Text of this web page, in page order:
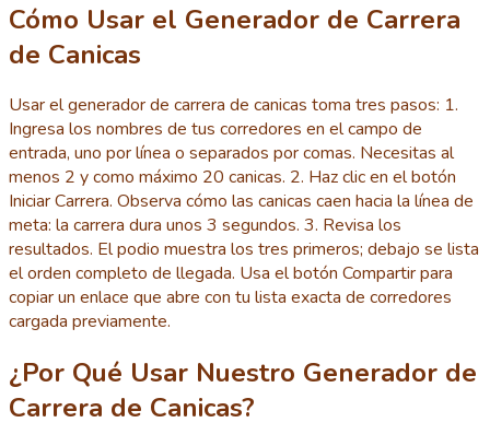
Cómo Usar el Generador de Carrera
de Canicas
Usar el generador de carrera de canicas toma tres pasos: 1.
Ingresa los nombres de tus corredores en el campo de
entrada, uno por línea o separados por comas. Necesitas al
menos 2 y como máximo 20 canicas. 2. Haz clic en el botón
Iniciar Carrera. Observa cómo las canicas caen hacia la línea de
meta: la carrera dura unos 3 segundos. 3. Revisa los
resultados. El podio muestra los tres primeros; debajo se lista
el orden completo de llegada. Usa el botón Compartir para
copiar un enlace que abre con tu lista exacta de corredores
cargada previamente.
¿Por Qué Usar Nuestro Generador de
Carrera de Canicas?